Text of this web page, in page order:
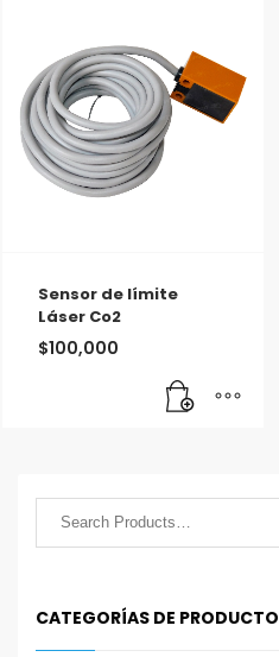
Sensor de límite
Láser Co2
$100,000
CATEGORÍAS DE PRODUCTO